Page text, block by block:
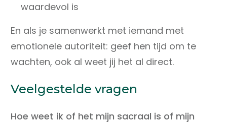
waardevol is
En als je samenwerkt met iemand met
emotionele autoriteit: geef hen tijd om te
wachten, ook al weet jij het al direct.
Veelgestelde vragen
Hoe weet ik of het mijn sacraal is of mijn